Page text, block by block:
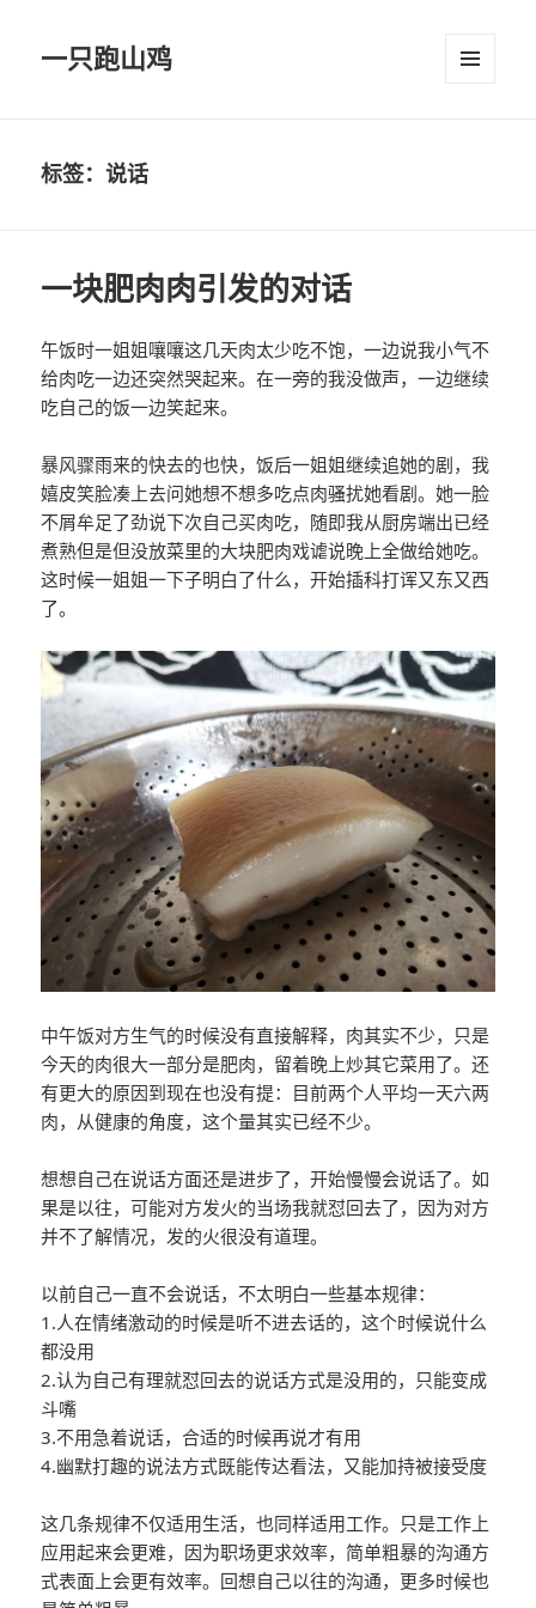
一只跑山鸡
标签：说话
一块肥肉肉引发的对话
午饭时一姐姐嚷嚷这几天肉太少吃不饱，一边说我小气不
给肉吃一边还突然哭起来。在一旁的我没做声，一边继续
吃自己的饭一边笑起来。
暴风骤雨来的快去的也快，饭后一姐姐继续追她的剧，我
嬉皮笑脸凑上去问她想不想多吃点肉骚扰她看剧。她一脸
不屑牟足了劲说下次自己买肉吃，随即我从厨房端出已经
煮熟但是但没放菜里的大块肥肉戏谑说晚上全做给她吃。
这时候一姐姐一下子明白了什么，开始插科打诨又东又西
了。
中午饭对方生气的时候没有直接解释，肉其实不少，只是
今天的肉很大一部分是肥肉，留着晚上炒其它菜用了。还
有更大的原因到现在也没有提：目前两个人平均一天六两
肉，从健康的角度，这个量其实已经不少。
想想自己在说话方面还是进步了，开始慢慢会说话了。如
果是以往，可能对方发火的当场我就怼回去了，因为对方
并不了解情况，发的火很没有道理。
以前自己一直不会说话，不太明白一些基本规律：
1.人在情绪激动的时候是听不进去话的，这个时候说什么
都没用
2.认为自己有理就怼回去的说话方式是没用的，只能变成
斗嘴
3.不用急着说话，合适的时候再说才有用
4.幽默打趣的说法方式既能传达看法，又能加持被接受度
这几条规律不仅适用生活，也同样适用工作。只是工作上
应用起来会更难，因为职场更求效率，简单粗暴的沟通方
式表面上会更有效率。回想自己以往的沟通，更多时候也